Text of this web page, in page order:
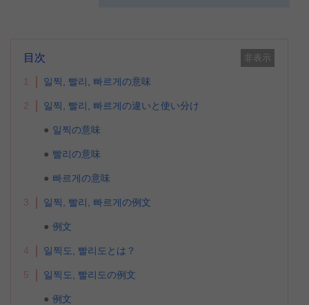
目次 非表示
1 일찍, 빨리, 빠르게の意味
2 일찍, 빨리, 빠르게の違いと使い分け
일찍の意味
빨리の意味
빠르게の意味
3 일찍, 빨리, 빠르게の例文
例文
4 일찍도, 빨리도とは？
5 일찍도, 빨리도の例文
例文